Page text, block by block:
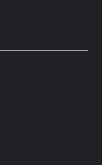
ACTUALIDAD